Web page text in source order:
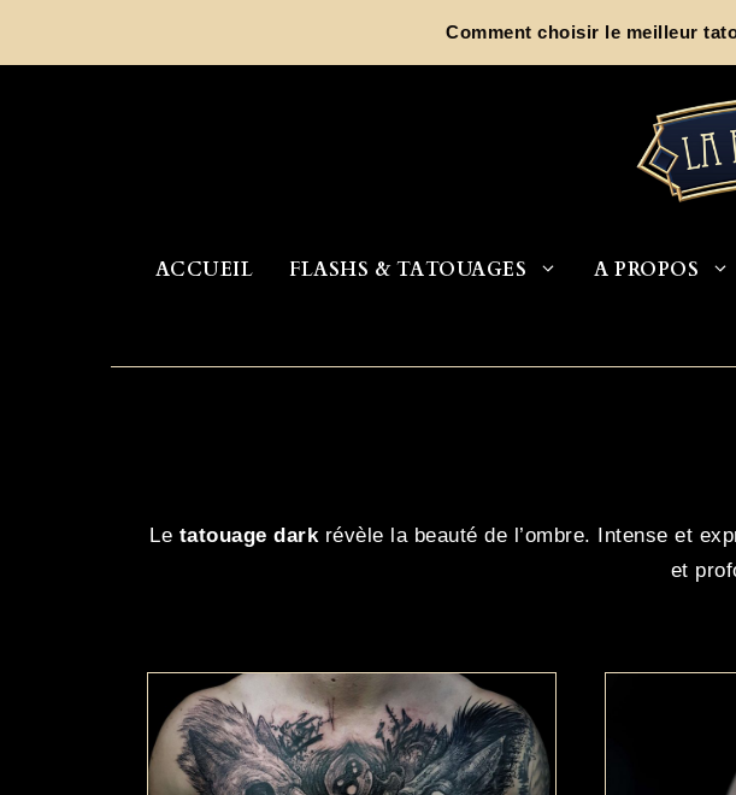
Comment choisir le meilleur
ACCUEIL FLASHS & TATOUAGES A PROPOS
Le tatouage darkrévèle la beauté de l’ombre. Intense et
et